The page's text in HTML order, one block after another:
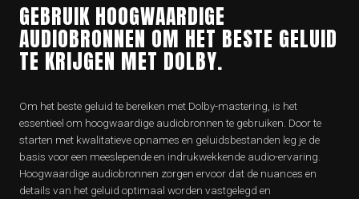
GEBRUIK HOOGWAARDIGE
AUDIOBRONNEN OM HET BESTE GELUID
TE KRIJGEN MET DOLBY.
Om het beste geluid te bereiken met Dolby-mastering, is het
essentieel om hoogwaardige audiobronnen te gebruiken. Door te
starten met kwalitatieve opnames en geluidsbestanden leg je de
basis voor een meeslepende en indrukwekkende audio-ervaring.
Hoogwaardige audiobronnen zorgen ervoor dat de nuances en
details van het geluid optimaal worden vastgelegd en